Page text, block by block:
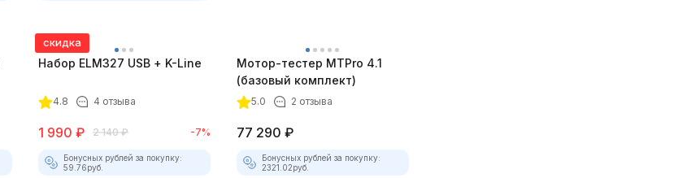
скидка
Набор ELM327 USB + K-Line
4.8 4 отзыва
1 990 ₽ 2 140 ₽ -7%
Бонусных рублей за покупку:
59.76руб.
Мотор-тестер MTPro 4.1
(базовый комплект)
5.0 2 отзыва
77 290 ₽
Бонусных рублей за покупку:
2321.02руб.